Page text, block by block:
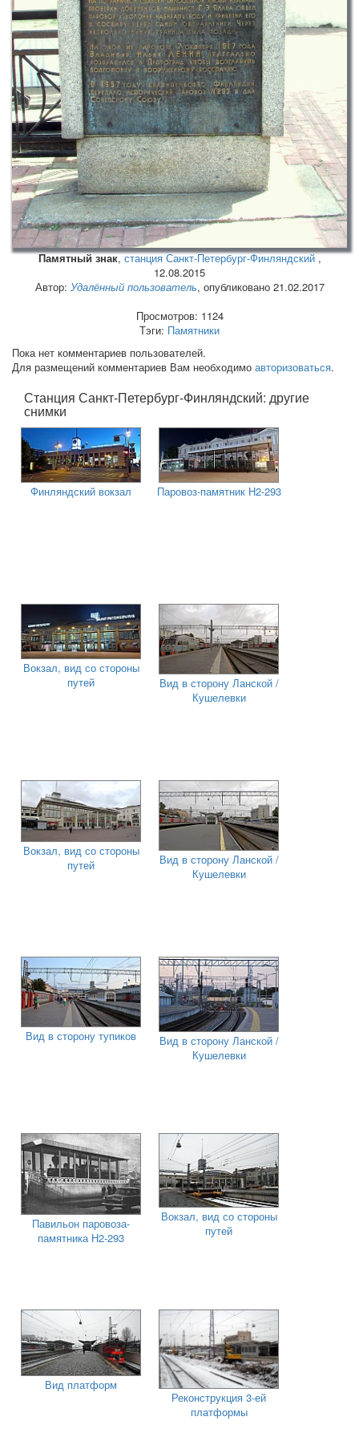
Памятный знак,станция Санкт-Петербург-Финляндский ,
12.08.2015
Автор: Удалённый пользователь, опубликовано 21.02.2017
Просмотров: 1124
Тэги: Памятники
Пока нет комментариев пользователей.
Для размещений комментариев Вам необходимо авторизоваться.
Станция Санкт-Петербург-Финляндский: другие
снимки
Финляндский вокзал Паровоз-памятник Н2-293
Вокзал, вид со стороны
путей
Вид в сторону Ланской /
Кушелевки
Вокзал, вид со стороны
путей
Вид в сторону Ланской /
Кушелевки
Вид в сторону тупиков
Вид в сторону Ланской /
Кушелевки
Павильон паровоза-
памятника Н2-293
Вокзал, вид со стороны
путей
Вид платформ
Реконструкция 3-ей
платформы